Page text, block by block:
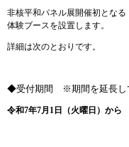
非核平和パネル展開催初とな
体験ブースを設置します。
詳細は次のとおりです。
◆受付期間 ※期間を延長し
令和7年7月1日（火曜日）から